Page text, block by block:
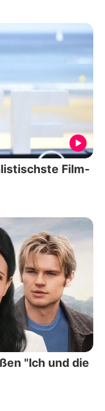
Film-
"Ich und die